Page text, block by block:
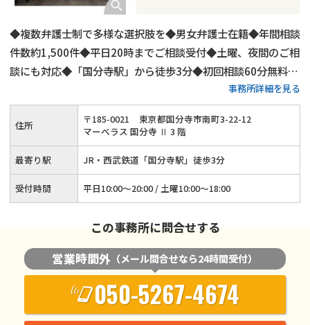
◆複数弁護士制で多様な選択肢を◆男女弁護士在籍◆年間相談
件数約1,500件◆平日20時までご相談受付◆土曜、夜間のご相
談にも対応◆「国分寺駅」から徒歩3分◆初回相談60分無料◆
弁護士費用の分割払いも可◆養育費・財産分与・慰謝料請求に
強み◆代理交渉もご対応可
事務所詳細を見る
住所 〒185-0021
東京都国分寺市南町3-22-12
マーベラス 国分寺 Ⅱ 3 階
最寄り駅 JR・西武鉄道「国分寺駅」徒歩3分
受付時間 平日10:00～20:00 / 土曜10:00～18:00
この事務所に問合せする
営業時間外 （メール問合せなら24時間受付）
050-5267-4674